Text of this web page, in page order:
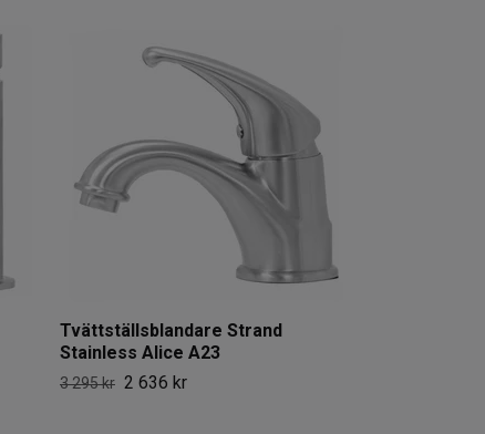
Tvättställsblandare Strand
Stainless Alice A23
3 295 kr 2 636 kr